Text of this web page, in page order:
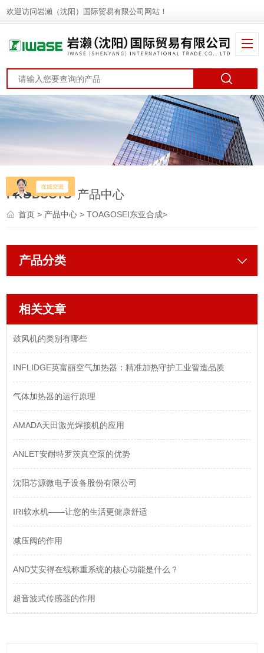
欢迎访问岩濑（沈阳）国际贸易有限公司网站！
PRODUCTS 产品中心
首页> 产品中心>TOAGOSEI东亚合成>
产品分类
相关文章
鼓风机的类别有哪些
INFLIDGE英富丽空气加热器：精准加热守护工业智造品质
气体加热器的运行原理
AMADA天田激光焊接机的应用
ANLET安耐特罗茨真空泵的优势
沈阳芯源微电子设备股份有限公司
IRI软水机——让您的生活更健康舒适
减压阀的作用
AND艾安得在线称重系统的核心功能是什么？
超音波式传感器的作用